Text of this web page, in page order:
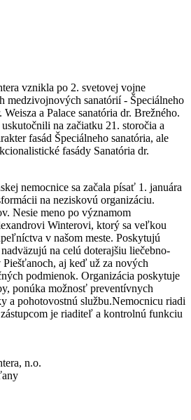
vznikla po 2. svetovej vojne
medzivojnových sanatórií - Špeciálneho
a Palace sanatória dr. Brežného.
na začiatku 21. storočia a
fasád Špeciálneho sanatória, ale
fasády Sanatória dr.
nemocnice sa začala písať 1. januára
na neziskovú organizáciu.
Nesie meno po významom
Winterovi, ktorý sa veľkou
v našom meste. Poskytujú
na celú doterajšiu liečebno-
aj keď už za nových
podmienok. Organizácia poskytuje
ponúka možnosť preventívnych
a pohotovostnú službu.Nemocnicu riadi
je riaditeľ a kontrolnú funkciu
n.o.